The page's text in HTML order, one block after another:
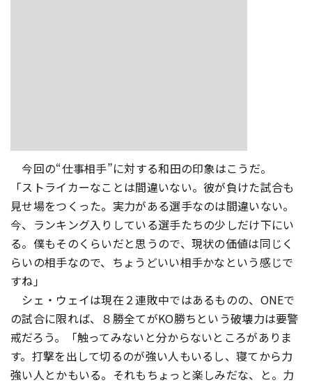
今回の“仕事相手”に対する和田の印象はこうだ。
「ストライカーなことは間違いない。彼が負けた試合も
見せ場をつくった。実力がある選手なのは間違いない。
今、ランキング入りしている選手たちの少しだけ下にい
る。僕もそのくらいだと思うので、現状の価値は同じく
らいの相手なので、ちょうどいい相手かなという感じで
すね」
シェ・ウェイは現在２連敗中ではあるものの、ONEで
の試合に限れば、８勝全てがKO勝ちという破壊力は要警
戒だろう。「触ってみないと分からないところがありま
す。打撃を出して切るのが強い人もいるし、寝てから力
強い人とかもいる。それもちょっと楽しみだな、と。力